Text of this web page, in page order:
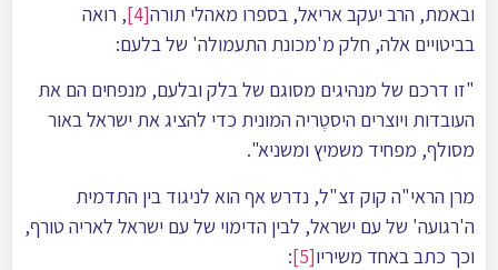
ובאמת, הרב יעקב אריאל, בספרו מאהלי תורה[4]
, רואה
בביטויים אלה, חלק מ'מכונת התעמולה' של בלעם:
"זו דרכם של מנהיגים מסוגם של בלק ובלעם, מנפחים הם את
העובדות ויוצרים היסטֶריה המונית כדי להציג את ישראל באור
מסולף, מפחיד משמיץ ומשניא".
מרן הראי"ה קוק זצ"ל, נדרש אף הוא לניגוד בין התדמית
ה'רגועה' של עם ישראל, לבין הדימוי של עם ישראל לאריה טורף,
וכך כתב באחד משיריו[5]
: